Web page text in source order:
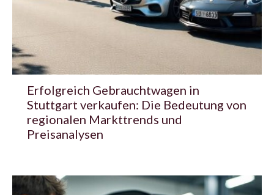
Erfolgreich Gebrauchtwagen in
Stuttgart verkaufen: Die Bedeutung von
regionalen Markttrends und
Preisanalysen